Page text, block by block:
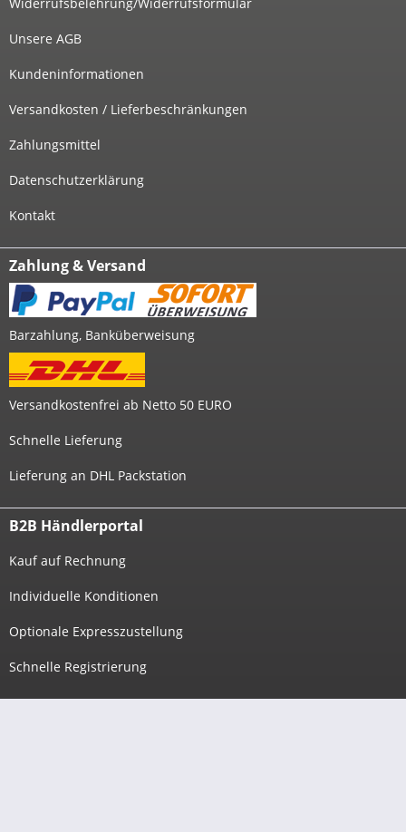
Unsere AGB
Kundeninformationen
Versandkosten / Lieferbeschränkungen
Zahlungsmittel
Datenschutzerklärung
Kontakt
Zahlung & Versand
Barzahlung, Banküberweisung
Versandkostenfrei ab Netto 50 EURO
Schnelle Lieferung
Lieferung an DHL Packstation
B2B Händlerportal
Kauf auf Rechnung
Individuelle Konditionen
Optionale Expresszustellung
Schnelle Registrierung